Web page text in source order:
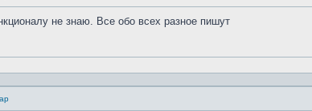
не знаю. Все обо всех разное пишут